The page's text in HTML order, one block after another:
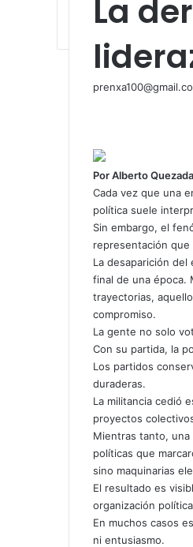
La
Por Alberto Quezada
Cada vez que una
política suele
Sin embargo, el
representación que
La desaparición del
final de una época.
trayectorias,
compromiso.
La gente no solo
Con su partida, la
Los partidos
duraderas.
La militancia cedió
proyectos
Mientras tanto, una
políticas que
sino maquinarias
El resultado es
organización
En muchos casos
ni entusiasmo.